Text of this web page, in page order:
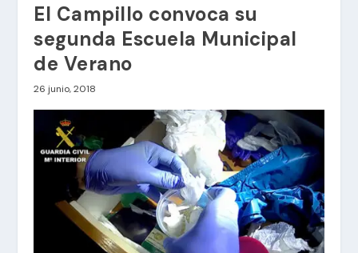
El Campillo convoca su
segunda Escuela Municipal
de Verano
26 junio, 2018